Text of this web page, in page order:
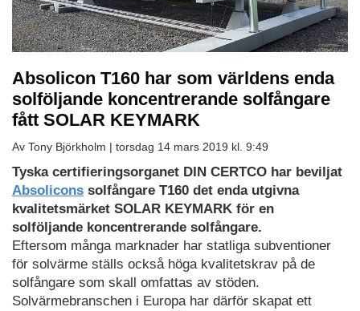
Absolicon T160 har som världens enda
solföljande koncentrerande solfångare
fått SOLAR KEYMARK
Av Tony Björkholm | torsdag 14 mars 2019 kl. 9:49
Tyska certifieringsorganet DIN CERTCO har beviljat
Absolicons solfångare T160 det enda utgivna
kvalitetsmärket SOLAR KEYMARK för en
solföljande koncentrerande solfångare.
Eftersom många marknader har statliga subventioner
för solvärme ställs också höga kvalitetskrav på de
solfångare som skall omfattas av stöden.
Solvärmebranschen i Europa har därför skapat ett